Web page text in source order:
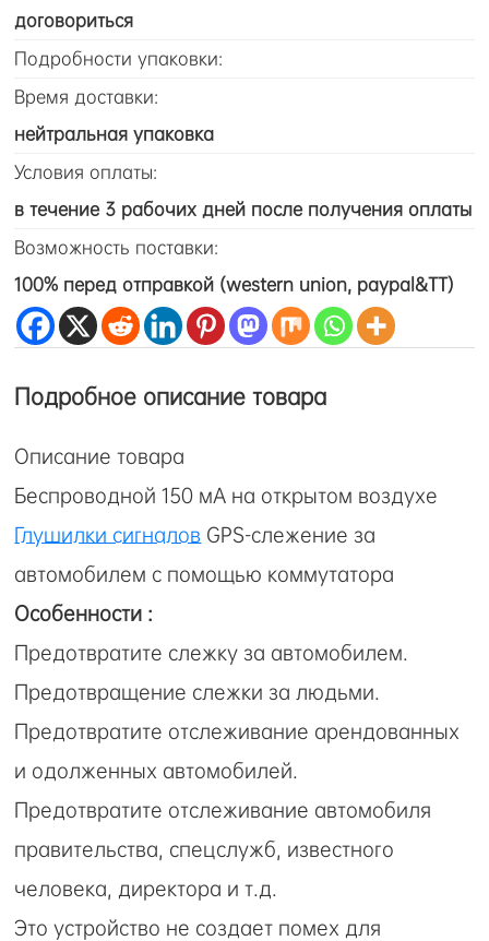
договориться
Подробности упаковки:
Время доставки:
нейтральная упаковка
Условия оплаты:
в течение 3 рабочих дней после получения оплаты
Возможность поставки:
100% перед отправкой (western union, paypal&TT)
Подробное описание товара
Описание товара
Беспроводной 150 мА на открытом воздухе
Глушилки сигналов GPS-слежение за
автомобилем с помощью коммутатора
Особенности :
Предотвратите слежку за автомобилем.
Предотвращение слежки за людьми.
Предотвратите отслеживание арендованных
и одолженных автомобилей.
Предотвратите отслеживание автомобиля
правительства, спецслужб, известного
человека, директора и т.д.
Это устройство не создает помех для